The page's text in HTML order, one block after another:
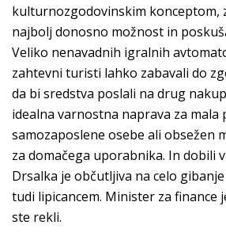
kulturnozgodovinskim konceptom,
najbolj donosno možnost in
Veliko nenavadnih igralnih
zahtevni turisti lahko zabavali do
da bi sredstva poslali na drug
idealna varnostna naprava za mala
samozaposlene osebe ali obsežen
za domačega uporabnika. In dobili
Drsalka je občutljiva na celo
tudi lipicancem. Minister za finance
ste rekli.